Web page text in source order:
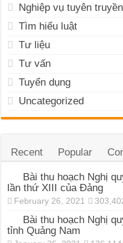
Nghiệp vụ tuyên truyền
Tìm hiểu luật
Tư liệu
Tư vấn
Tuyển dụng
Uncategorized
Recent Popular
Bài thu hoạch Nghị
lần thứ XIII của Đảng
February 26, 2021
Bài thu hoạch Nghị
tỉnh Quảng Nam